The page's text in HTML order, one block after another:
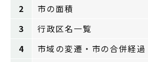
2
市の面積
3
行政区名一覧
4
市域の変遷・市の合併経過